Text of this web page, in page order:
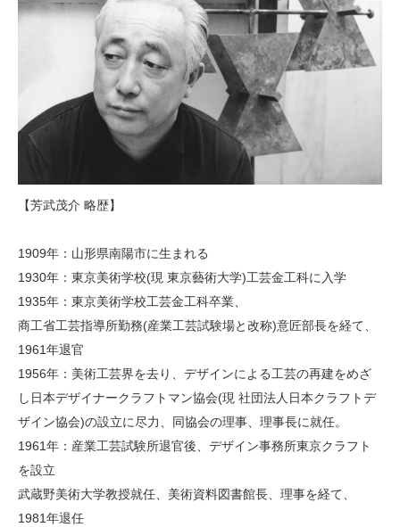
【芳武茂介 略歴】
1909年：山形県南陽市に生まれる
1930年：東京美術学校(現 東京藝術大学)工芸金工科に入学
1935年：東京美術学校工芸金工科卒業、
商工省工芸指導所勤務(産業工芸試験場と改称)意匠部長を経て、
1961年退官
1956年：美術工芸界を去り、デザインによる工芸の再建をめざ
し日本デザイナークラフトマン協会(現 社団法人日本クラフトデ
ザイン協会)の設立に尽力、同協会の理事、理事長に就任。
1961年：産業工芸試験所退官後、デザイン事務所東京クラフト
を設立
武蔵野美術大学教授就任、美術資料図書館長、理事を経て、
1981年退任